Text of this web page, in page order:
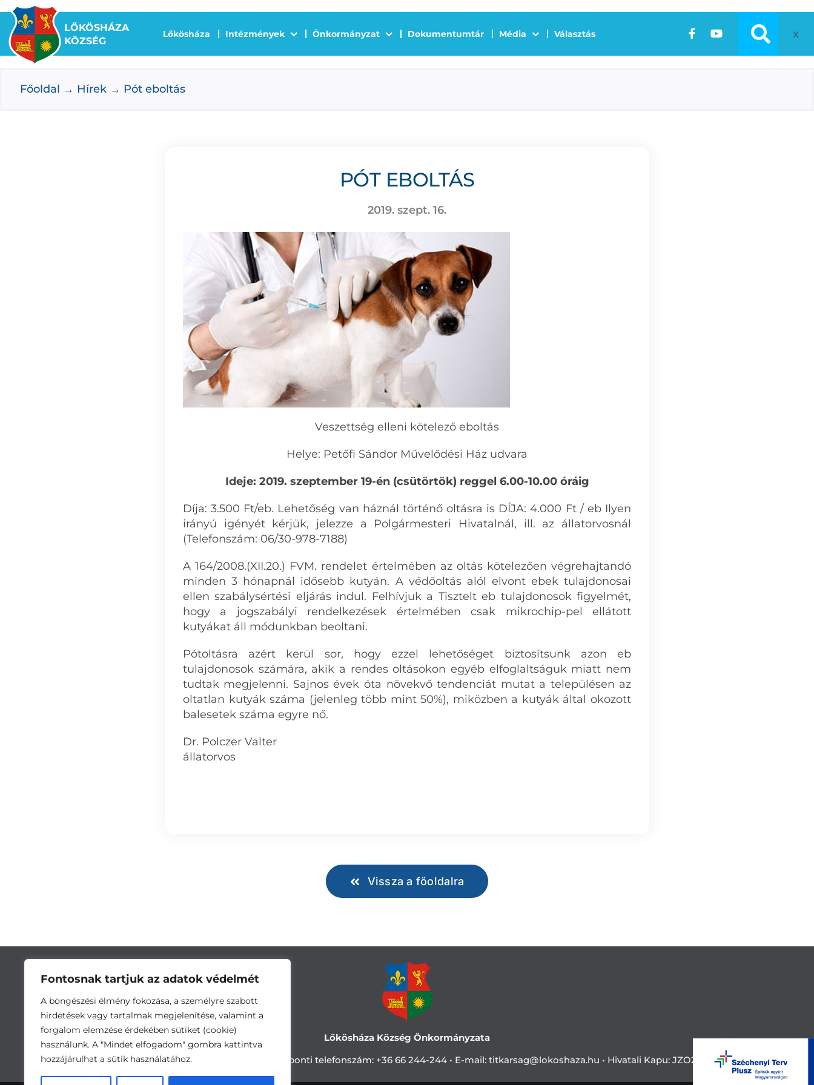
Fontosnak tartjuk az adatok védelmét
A böngészési élmény fokozása, a személyre szabott
hirdetések vagy tartalmak megjelenítése, valamint a
forgalom elemzése érdekében sütiket (cookie)
használunk. A "Mindet elfogadom" gombra kattintva
hozzájárulhat a sütik használatához.
Kihagyás
LŐKÖSHÁZA
KÖZSÉG
Lőkösháza Intézmények Önkormányzat Dokumentumtár Média Választás x
Főoldal Hírek Pót eboltás
PÓT EBOLTÁS
2019. szept. 16.
Veszettség elleni kötelező eboltás
Helye: Petőfi Sándor Művelődési Ház udvara
Ideje: 2019. szeptember 19-én (csütörtök) reggel 6.00-10.00 óráig
Díja: 3.500 Ft/eb. Lehetőség van háznál történő oltásra is DÍJA: 4.000 Ft / eb Ilyen
irányú igényét kérjük, jelezze a Polgármesteri Hivatalnál, ill. az állatorvosnál
(Telefonszám: 06/30-978-7188)
A 164/2008.(XII.20.) FVM. rendelet értelmében az oltás kötelezően végrehajtandó
minden 3 hónapnál idősebb kutyán. A védőoltás alól elvont ebek tulajdonosai
ellen szabálysértési eljárás indul. Felhívjuk a Tisztelt eb tulajdonosok figyelmét,
hogy a jogszabályi rendelkezések értelmében csak mikrochip-pel ellátott
kutyákat áll módunkban beoltani.
Pótoltásra azért kerül sor, hogy ezzel lehetőséget biztosítsunk azon eb
tulajdonosok számára, akik a rendes oltásokon egyéb elfoglaltságuk miatt nem
tudtak megjelenni. Sajnos évek óta növekvő tendenciát mutat a településen az
oltatlan kutyák száma (jelenleg több mint 50%), miközben a kutyák által okozott
balesetek száma egyre nő.
Dr. Polczer Valter
állatorvos
Vissza a főoldalra
Lőkösháza Község Önkormányzata
Cím:5743 Lőkösháza, Eleki út 28. • Központi telefonszám: +36 66 244-244 • E-mail: titkarsag@lokoshaza.hu • Hivatali Kapu: JZO28